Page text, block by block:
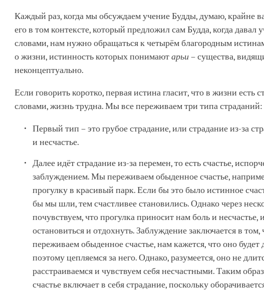
Каждый раз, когда мы обсуждаем учение Будды, думаю, крайне
его в том контексте, который предложил сам Будда, когда давал
словами, нам нужно обращаться к четырём благородным
о жизни, истинность которых понимаютарьи– существа,
неконцептуально.
Если говорить коротко, первая истина гласит, что в жизни есть
словами, жизнь трудна. Мы все переживаем три типа страданий:
Первый тип – это грубое страдание, или страдание из-за
и несчастье.
Далее идёт страдание из-за перемен, то есть счастье,
заблуждением. Мы переживаем обыденное счастье,
прогулку в красивый парк. Если бы это было истинное
бы мы шли, тем счастливее становились. Однако через
почувствуем, что прогулка приносит нам боль и несчастье,
остановиться и отдохнуть. Заблуждение заключается в том,
переживаем обыденное счастье, нам кажется, что оно будет
поэтому цепляемся за него. Однако, разумеется, оно не
расстраиваемся и чувствуем себя несчастными. Таким
счастье включает в себя страдание, поскольку